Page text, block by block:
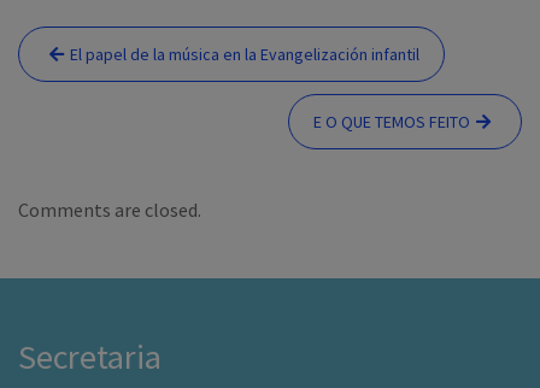
Navegação
de
El papel de la música en la Evangelización infantil
E O QUE TEMOS FEITO
Comments are closed.
Secretaria